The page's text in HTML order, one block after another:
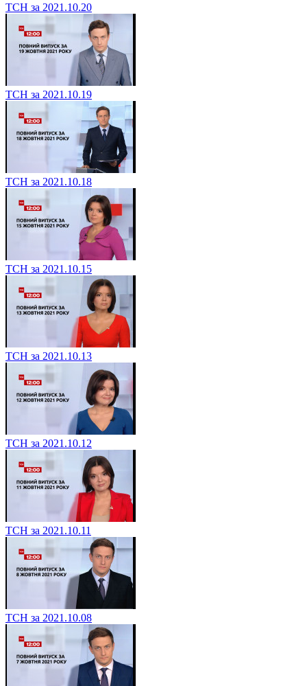
ТСН за 2021.10.20
ТСН за 2021.10.19
ТСН за 2021.10.18
ТСН за 2021.10.15
ТСН за 2021.10.13
ТСН за 2021.10.12
ТСН за 2021.10.11
ТСН за 2021.10.08